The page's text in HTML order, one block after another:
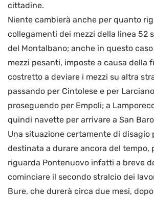
cittadine.
Niente cambierà anche per quanto
collegamenti dei mezzi della linea 52
del Montalbano; anche in questo
mezzi pesanti, imposte a causa della
costretto a deviare i mezzi su altra
passando per Cintolese e per
proseguendo per Empoli; a
quindi navette per arrivare a San
Una situazione certamente di disagio
destinata a durare ancora del tempo,
riguarda Pontenuovo infatti a breve
cominciare il secondo stralcio dei
Bure, che durerà circa due mesi,